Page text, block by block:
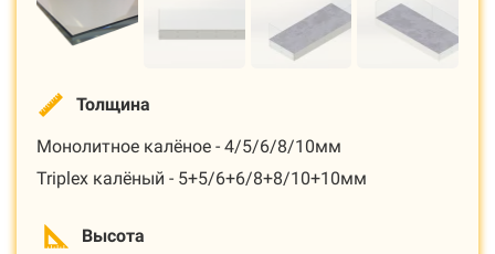
Толщина
Монолитное калёное - 4/5/6/8/10мм
Triplex калёный - 5+5/6+6/8+8/10+10мм
Высота